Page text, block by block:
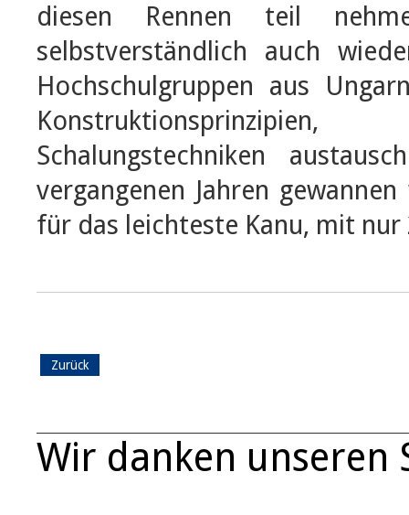
diesen Rennen teil
selbstverständlich auch
Hochschulgruppen aus
Schalungstechniken
vergangenen Jahren
für das leichteste Kanu, mit nur
Zurück
Wir danken unseren